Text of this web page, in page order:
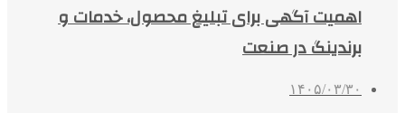
اهمیت آگهی برای تبلیغ محصول، خدمات و
برندینگ در صنعت
۱۴۰۵/۰۳/۳۰